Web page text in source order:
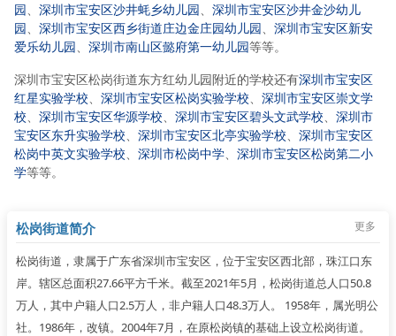
园、 深圳市宝安区沙井蚝乡幼儿园、 深圳市宝安区沙井金沙幼儿
园、 深圳市宝安区西乡街道庄边金庄园幼儿园、 深圳市宝安区新安
爱乐幼儿园、 深圳市南山区懿府第一幼儿园等等。
深圳市宝安区松岗街道东方红幼儿园附近的学校还有深圳市宝安区
红星实验学校、 深圳市宝安区松岗实验学校、 深圳市宝安区崇文学
校、 深圳市宝安区华源学校、 深圳市宝安区碧头文武学校、 深圳市
宝安区东升实验学校、 深圳市宝安区北亭实验学校、 深圳市宝安区
松岗中英文实验学校、 深圳市松岗中学、 深圳市宝安区松岗第二小
学等等。
松岗街道简介 更多
松岗街道，隶属于广东省深圳市宝安区，位于宝安区西北部，珠江口东
岸。辖区总面积27.66平方千米。截至2021年5月，松岗街道总人口50.8
万人，其中户籍人口2.5万人，非户籍人口48.3万人。 1958年，属光明公
社。1986年，改镇。2004年7月，在原松岗镇的基础上设立松岗街道。